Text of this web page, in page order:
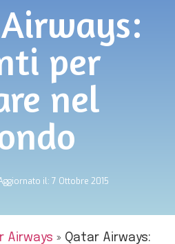
per
nel
il: 7 Ottobre 2015
Airways » Qatar Airways: